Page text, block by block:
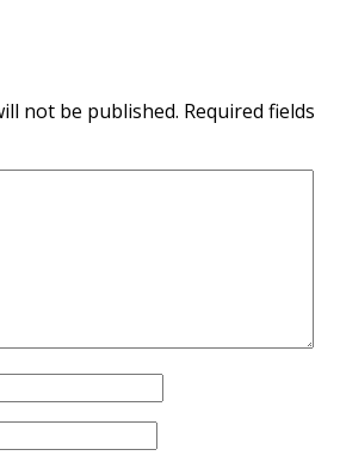
not be published. Required fields